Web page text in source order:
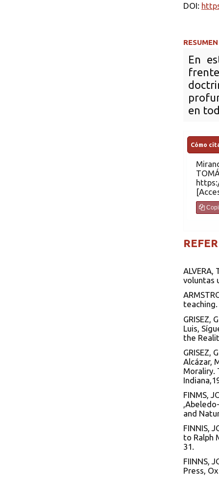
DOI:
RESUMEN
En
en
Cómo
voluntas
teaching.
GRISEZ,
Luis,
the
GRISEZ,
Alcázar,
Moraliry.
FINMS,
and
FINNIS,
to Ralph
31.
FIINNS,
Press,